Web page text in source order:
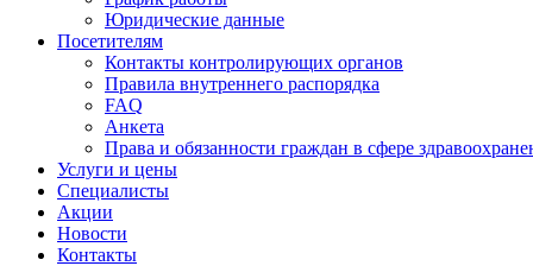
Юридические данные
Посетителям
Контакты контролирующих органов
Правила внутреннего распорядка
FAQ
Анкета
Права и обязанности граждан в сфере
Услуги и цены
Специалисты
Акции
Новости
Контакты